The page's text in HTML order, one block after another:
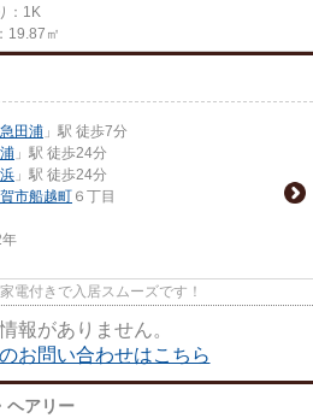
：1K
19.87㎡
田浦 」駅 徒歩7分
」駅 徒歩24分
」駅 徒歩24分
市船越町 ６丁目
電付きで入居スムーズです！
報がありません。
お問い合わせはこちら
ヘアリー